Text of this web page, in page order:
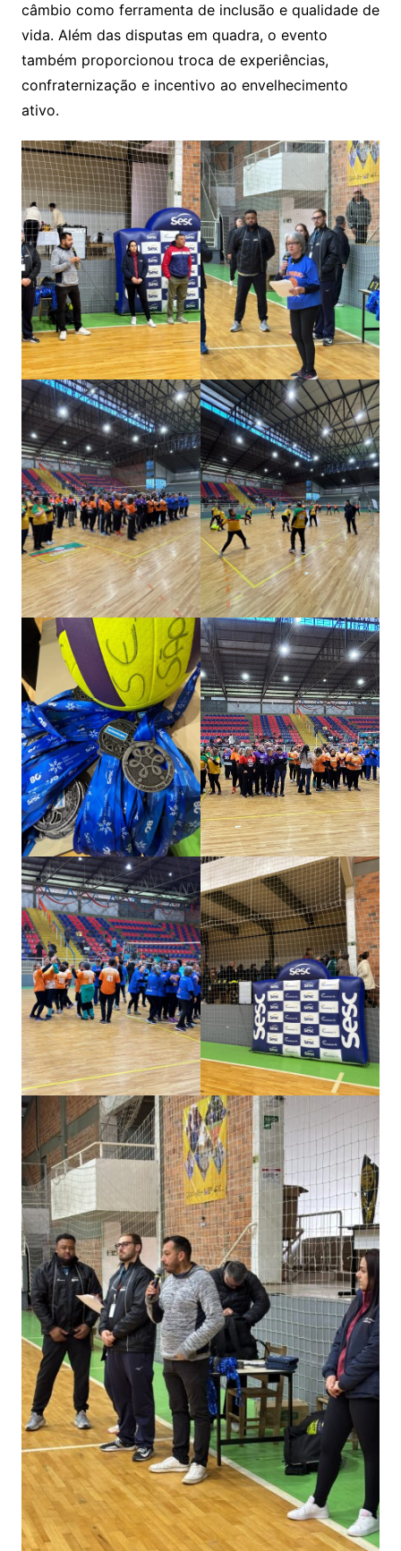
câmbio como ferramenta de inclusão e qualidade de
vida. Além das disputas em quadra, o evento
também proporcionou troca de experiências,
confraternização e incentivo ao envelhecimento
ativo.